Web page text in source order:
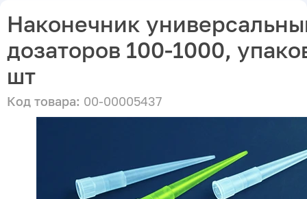
Наконечник
дозаторов 100-1000,
шт
Код товара: 00-00005437